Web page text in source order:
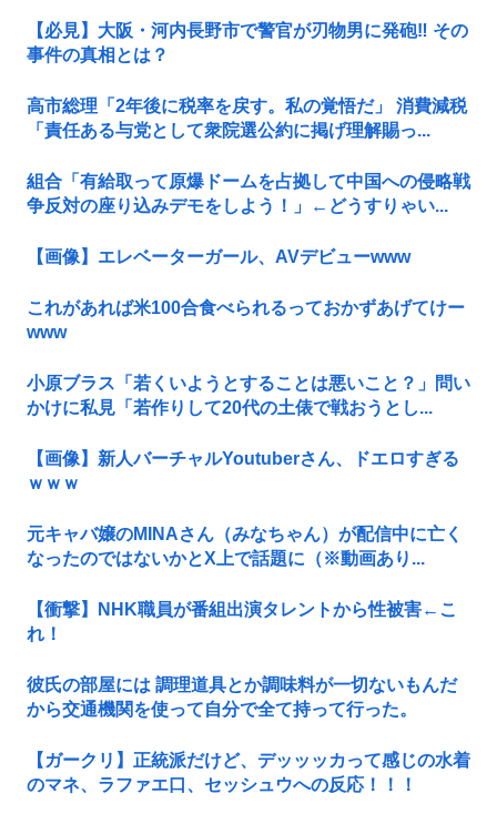
【必見】大阪・河内長野市で警官が刃物男に発砲‼ その
事件の真相とは？
高市総理「2年後に税率を戻す。私の覚悟だ」 消費減税
「責任ある与党として衆院選公約に掲げ理解賜っ...
組合「有給取って原爆ドームを占拠して中国への侵略戦
争反対の座り込みデモをしよう！」←どうすりゃい...
【画像】エレベーターガール、AVデビューwww
これがあれば米100合食べられるっておかずあげてけー
www
小原ブラス「若くいようとすることは悪いこと？」問い
かけに私見「若作りして20代の土俵で戦おうとし...
【画像】新人バーチャルYoutuberさん、ドエロすぎる
ｗｗｗ
元キャバ嬢のMINAさん（みなちゃん）が配信中に亡く
なったのではないかとX上で話題に（※動画あり...
【衝撃】NHK職員が番組出演タレントから性被害←こ
れ！
彼氏の部屋には 調理道具とか調味料が一切ないもんだ
から交通機関を使って自分で全て持って行った。
【ガークリ】正統派だけど、デッッッカって感じの水着
のマネ、ラファエ口、セッシュウへの反応！！！